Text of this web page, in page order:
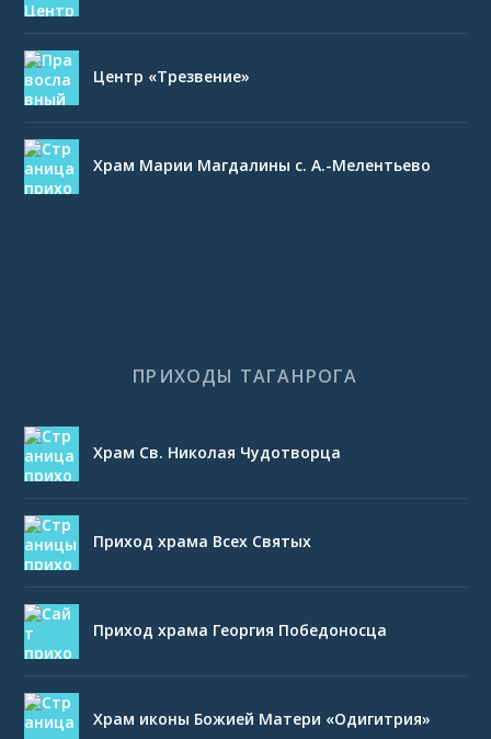
Центр «Трезвение»
Храм Марии Магдалины с. А.-Мелентьево
ПРИХОДЫ ТАГАНРОГА
Храм Св. Николая Чудотворца
Приход храма Всех Святых
Приход храма Георгия Победоносца
Храм иконы Божией Матери «Одигитрия»